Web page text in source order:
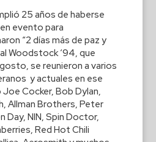
25 años de haberse
evento para
“2 días más de paz y
Woodstock ‘94, que
se reunieron a varios
y actuales en ese
Cocker, Bob Dylan,
Allman Brothers, Peter
Day, NIN, Spin Doctor,
Red Hot Chili